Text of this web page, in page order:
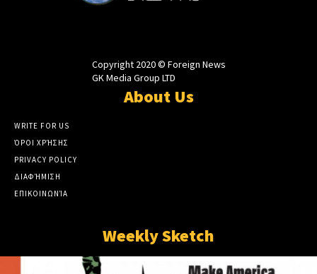
Copyright 2020 © Foreign News
GK Media Group LTD
About Us
WRITE FOR US
ΌΡΟΙ ΧΡΉΣΗΣ
PRIVACY POLICY
ΔΙΑΦΉΜΙΣΗ
ΕΠΙΚΟΙΝΩΝΊΑ
Weekly Sketch